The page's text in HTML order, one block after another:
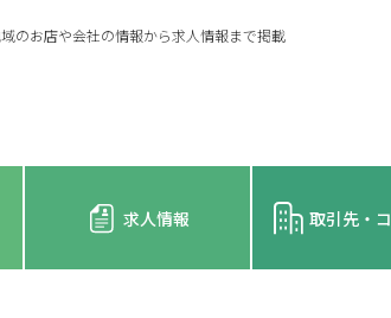
のお店や会社の情報から求人情報まで掲載
求人情報 取引先・